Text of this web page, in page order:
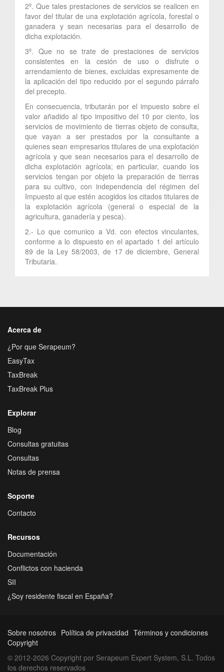
2º. Que tales prestaciones de servicios se realicen en
favor del titular de una explotación agrícola, forestal o
ganadera y sean necesarias para el desarrollo de
dicha explotación.
3º. Que no se trate de prestaciones de servicios
consistentes en la cesión de uso o disfrute o
arrendamiento de bienes, excluidas expresamente de
la aplicación del tipo reducido por el segundo párrafo
del precepto.
En consecuencia, tributarán por el impuesto sobre el
valor añadido al tipo impositivo del 10 por ciento, los
servicios de movimiento de tierras objeto de consulta,
que vayan a ser prestados por la consultante a
quienes sean empresarios titulares de una explotación
agrícola y que sean necesarios para el desarrollo de
dicha explotación agrícola; en particular, cuando los
servicios tengan por objeto la preparación de tierras
para su cultivo, con independencia del régimen del
Impuesto al que estén acogidos los citados titulares de
la explotación agrícola (general o especial de la
agricultura, ganadería y pesca).
2.- Lo que comunico a Vd. con efectos vinculantes,
conforme a lo dispuesto en el apartado 1 del artículo
89 de la Ley 58/2003, de 17 de diciembre, General
Tributaria.
Acerca de
¿Por que Serapeum?
EasyTax
TaxBreak
TaxBreak Plus
Explorar
Blog
Consultas gratuitas
Consultas
Notas de prensa
Soporte
Contacto
Recursos
Documentación
Conflictos con hacienda
SII
¿Soy residente fiscal en España?
Sobre nosotros Política de privacidad Términos y condiciones
Copyright
© 2012-2026 Copyright por Serapeum Expert System, S.L. Todos
los derechos reservados